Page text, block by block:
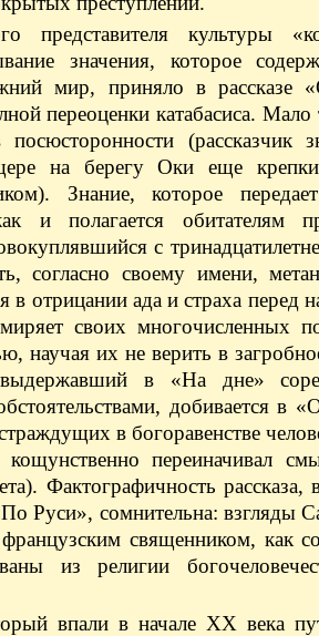
представителя культуры
значения, которое
мир, приняло в рассказе
переоценки катабасиса. Мало
посюсторонности (рассказчик
на берегу Оки еще
Знание, которое
и полагается обитателям
с
согласно своему имени,
в отрицании ада и страха перед
своих многочисленных
научая их не верить в
в «На дне»
добивается в
в богоравенстве
кощунственно переиначивал
Фактографичность рассказа,
Руси», сомнительна: взгляды
священником, как
из религии
впали в начале ХХ века